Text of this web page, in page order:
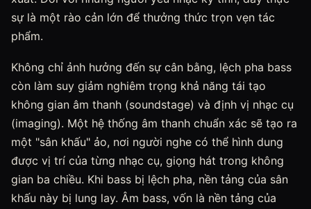
sự là một rào cản lớn để thưởng thức trọn vẹn tác
phẩm.
Không chỉ ảnh hưởng đến sự cân bằng, lệch pha bass
còn làm suy giảm nghiêm trọng khả năng tái tạo
không gian âm thanh (soundstage) và định vị nhạc cụ
(imaging). Một hệ thống âm thanh chuẩn xác sẽ tạo ra
một "sân khấu" ảo, nơi người nghe có thể hình dung
được vị trí của từng nhạc cụ, giọng hát trong không
gian ba chiều. Khi bass bị lệch pha, nền tảng của sân
khấu này bị lung lay. Âm bass, vốn là nền tảng của